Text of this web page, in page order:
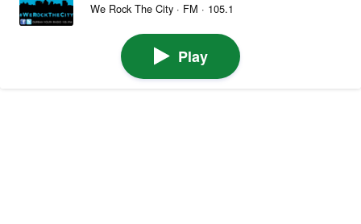
We Rock The City · FM · 105.1
Play